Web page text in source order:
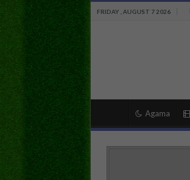
FRIDAY , AUGUST 7 2026
Agama